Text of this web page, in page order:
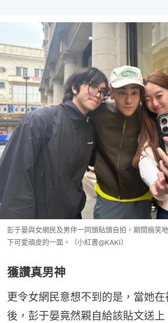
彭于晏與女網民及男伴一同頭貼頭自拍，期間搞笑
下可愛頑皮的一面。（小紅書@KAKI）
獲讚真男神
更令女網民意想不到的是，當她
後，彭于晏竟然親自給該貼文送